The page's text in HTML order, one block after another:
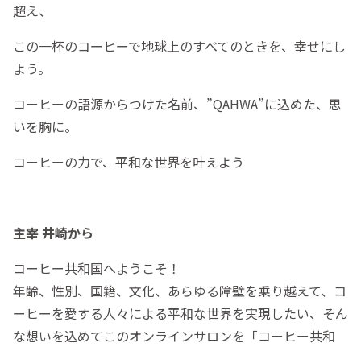
超え、
この一杯のコーヒーで地球上のすべてのときを、幸せにし
よう。
コーヒーの語源からつけた名前、”QAHWA”に込めた、思
いを胸に。
コーヒーの力で、平和な世界を叶えよう
主宰 井崎から
コーヒー共和国へようこそ！
年齢、性別、国籍、文化、あらゆる障壁を乗り越えて、コ
ーヒーを愛する人々による平和な世界を実現したい、そん
な想いを込めてこのオンラインサロンを「コーヒー共和